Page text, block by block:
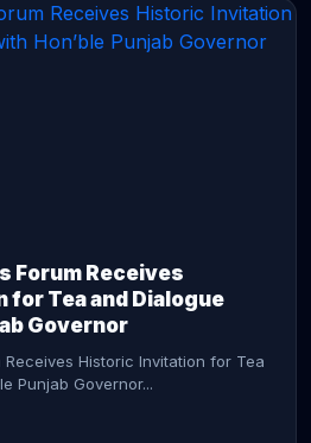
Forum Receives
Tea and Dialogue
Governor
Historic Invitation for Tea
Punjab Governor...